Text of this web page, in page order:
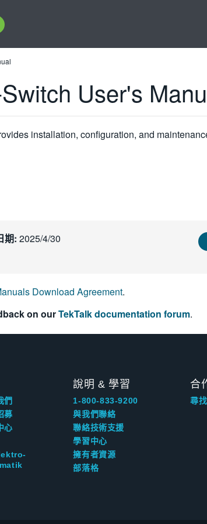
User's
installation, configuration, and
期: 2025/4/30
Download Agreement.
on ourTekTalk documentation forum.
們
募
心
說明 & 學習
1-800-833-9200
與我們聯絡
聯絡技術支援
學習中心
擁有者資源
部落格
合
尋